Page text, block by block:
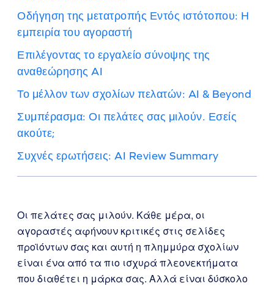
Οδήγηση της μετατροπής Εντός ιστότοπου: Η
εμπειρία του αγοραστή
Επιλέγοντας το εργαλείο σύνοψης της
αναθεώρησης AI
Το μέλλον των σχολίων πελατών: AI & Beyond
Συμπέρασμα: Οι πελάτες σας μιλούν. Εσείς
ακούτε;
Συχνές ερωτήσεις: AI Review Summary
Οι πελάτες σας μιλούν. Κάθε μέρα, οι
αγοραστές αφήνουν κριτικές στις σελίδες
προϊόντων σας και αυτή η πλημμύρα σχολίων
είναι ένα από τα πιο ισχυρά πλεονεκτήματα
που διαθέτει η μάρκα σας. Αλλά είναι δύσκολο